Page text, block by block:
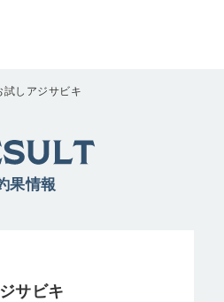
しアジサビキ
果情報
サビキ